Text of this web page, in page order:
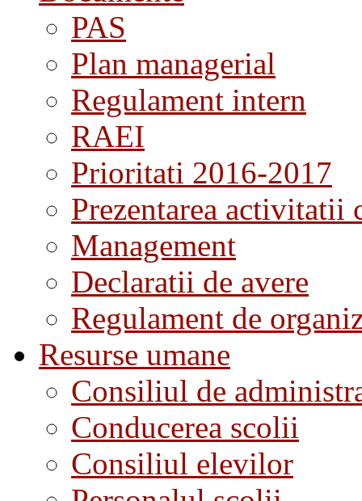
PAS
Plan managerial
Regulament intern
RAEI
Prioritati 2016-2017
Prezentarea activitatii
Management
Declaratii de avere
Regulament de
Resurse umane
Consiliul de
Conducerea scolii
Consiliul elevilor